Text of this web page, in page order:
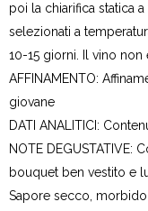
poi la chiarifica statica
selezionati a
10-15 giorni. Il vino non
AFFINAMENTO:
giovane
DATI ANALITICI:
NOTE DEGUSTATIVE:
bouquet ben vestito e
Sapore secco,